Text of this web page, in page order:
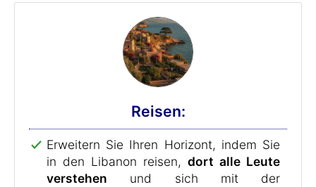
Reisen:
Erweitern Sie Ihren Horizont, indem Sie
in den Libanon reisen, dort alle Leute
verstehen und sich mit der